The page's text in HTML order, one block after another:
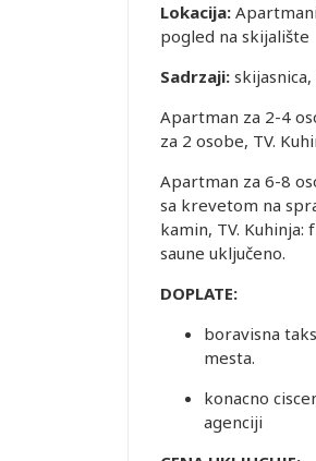
Lokacija:
pogled na skijalište
Sadrzaji:
Apartman za 2-4
za 2 osobe, TV.
Apartman za 6-8
sa krevetom na
kamin, TV.
saune uključeno.
DOPLATE:
boravisna
mesta.
konacno
agenciji